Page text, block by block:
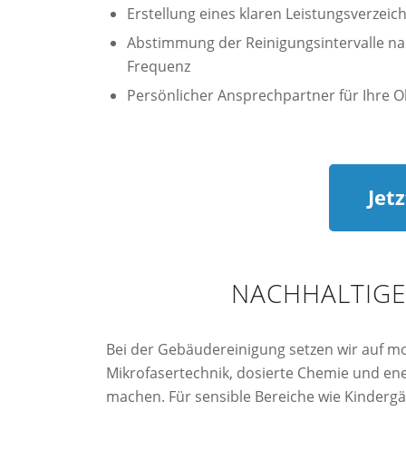
Erstellung eines klaren
Abstimmung der Reinigungsintervalle
Frequenz
Persönlicher Ansprechpartner für Ihre
Bei der Gebäudereinigung setzen wir auf
Mikrofasertechnik, dosierte Chemie und
machen. Für sensible Bereiche wie